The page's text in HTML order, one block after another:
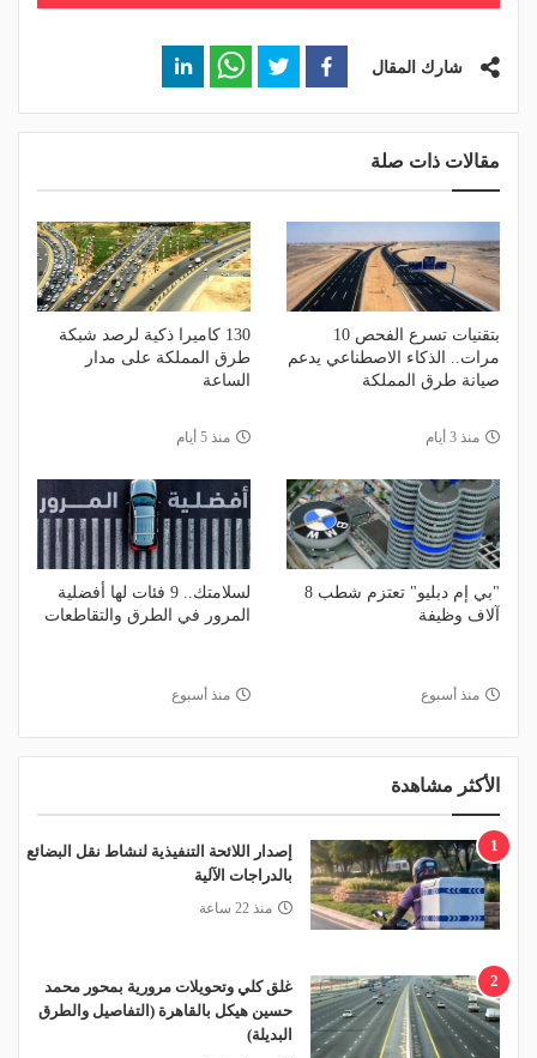
شارك المقال
مقالات ذات صلة
بتقنيات تسرع الفحص 10
مرات.. الذكاء الاصطناعي يدعم
صيانة طرق المملكة
منذ 3 أيام
130 كاميرا ذكية لرصد شبكة
طرق المملكة على مدار
الساعة
منذ 5 أيام
"بي إم دبليو" تعتزم شطب 8
آلاف وظيفة
منذ أسبوع
لسلامتك.. 9 فئات لها أفضلية
المرور في الطرق والتقاطعات
منذ أسبوع
الأكثر مشاهدة
1
إصدار اللائحة التنفيذية لنشاط نقل البضائع
بالدراجات الآلية
منذ 22 ساعة
2
غلق كلي وتحويلات مرورية بمحور محمد
حسين هيكل بالقاهرة (التفاصيل والطرق
البديلة)